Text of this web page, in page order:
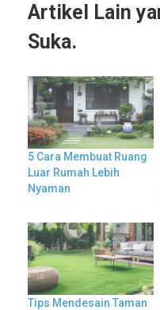
Artikel Lain
Suka.
5 Cara Membuat Ruang
Luar Rumah Lebih
Nyaman
Tips Mendesain Taman